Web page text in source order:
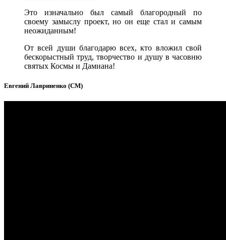
Это изначально был самый благородный по
своему замыслу проект, но он еще стал и самым
неожиданным!
От всей души благодарю всех, кто вложил свой
бескорыстный труд, творчество и душу в часовню
святых Космы и Дамиана!
Евгений Лавриненко (СМ)